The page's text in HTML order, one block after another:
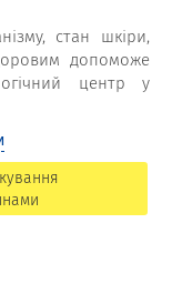
стан шкіри,
допоможе
центр у